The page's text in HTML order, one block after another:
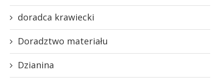
doradca krawiecki
Doradztwo materiału
Dzianina